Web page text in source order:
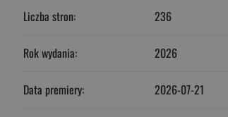
Liczba stron: 236
Rok wydania: 2026
Data premiery: 2026-07-21